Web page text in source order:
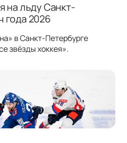
на льду Санкт-
года 2026
в Санкт-Петербурге
звёзды хоккея».